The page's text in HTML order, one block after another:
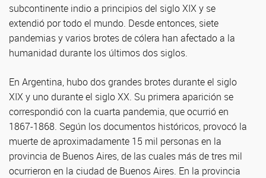
subcontinente indio a principios del siglo XIX y se
extendió por todo el mundo. Desde entonces, siete
pandemias y varios brotes de cólera han afectado a la
humanidad durante los últimos dos siglos.
En Argentina, hubo dos grandes brotes durante el siglo
XIX y uno durante el siglo XX. Su primera aparición se
correspondió con la cuarta pandemia, que ocurrió en
1867-1868. Según los documentos históricos, provocó la
muerte de aproximadamente 15 mil personas en la
provincia de Buenos Aires, de las cuales más de tres mil
ocurrieron en la ciudad de Buenos Aires. En la provincia